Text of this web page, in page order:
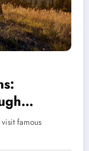
famous